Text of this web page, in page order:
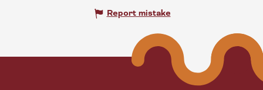
Report mistake